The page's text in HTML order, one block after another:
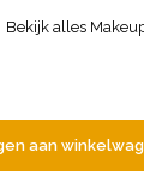
Bekijk alles
aan